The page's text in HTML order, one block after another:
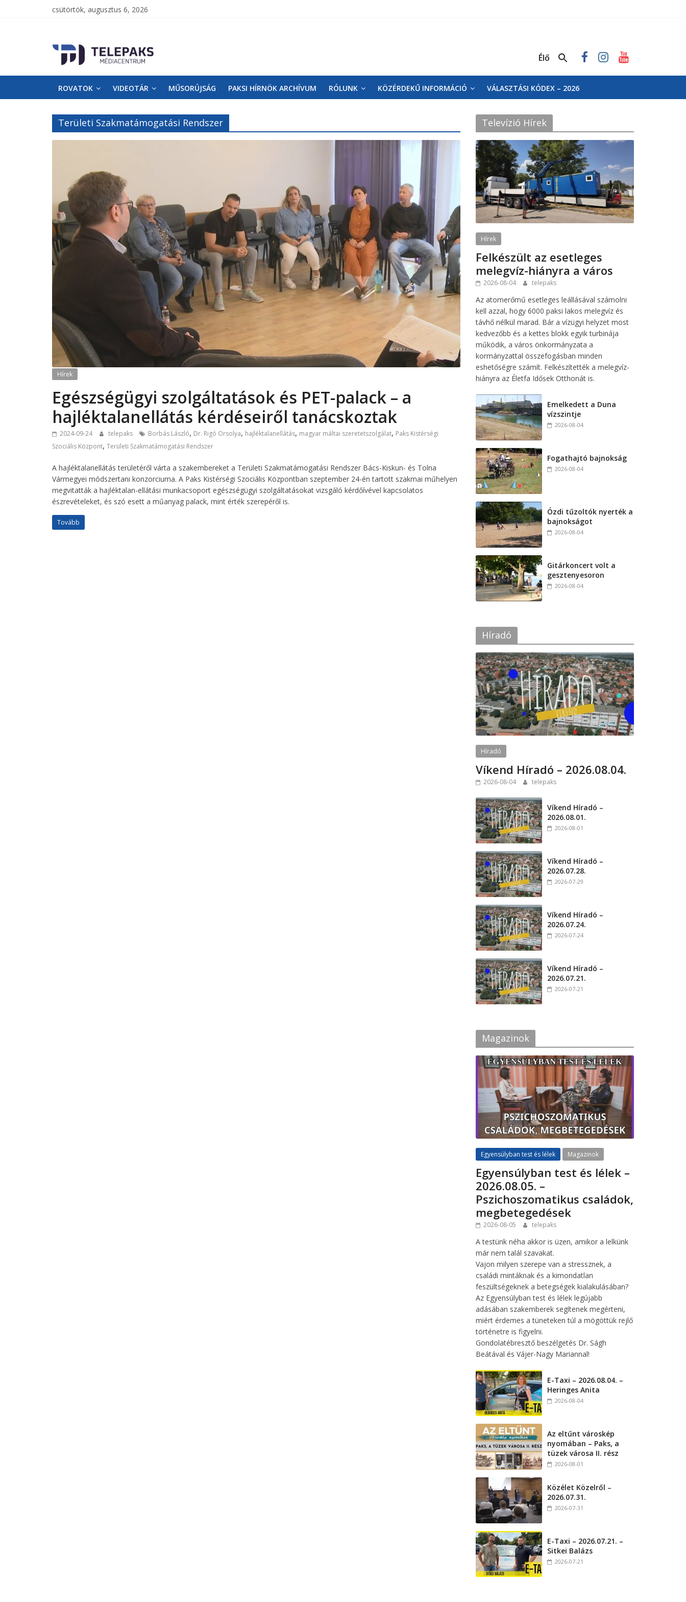
csütörtök, augusztus 6, 2026
TelePaks
Médiacentrum
TelePaks
Kistérségi
Televízió
honlapja
Élő
ROVATOK VIDEOTÁR MŰSORÚJSÁG PAKSI HÍRNÖK ARCHÍVUM RÓLUNK KÖZÉRDEKŰ INFORMÁCIÓ VÁLASZTÁSI KÓDEX – 2026
Területi Szakmatámogatási Rendszer
Hírek
Egészségügyi szolgáltatások és PET-palack – a
hajléktalanellátás kérdéseiről tanácskoztak
2024-09-24 telepaks Borbás László, Dr. Rigó Orsolya, hajléktalanellátás, magyar máltai szeretetszolgálat, Paks Kistérségi
Szociális Központ, Területi Szakmatámogatási Rendszer
A hajléktalanellátás területéről várta a szakembereket a Területi Szakmatámogatási Rendszer Bács-Kiskun- és Tolna
Vármegyei módszertani konzorciuma. A Paks Kistérségi Szociális Központban szeptember 24-én tartott szakmai műhelyen
megvitatták a hajléktalan-ellátási munkacsoport egészségügyi szolgáltatásokat vizsgáló kérdőívével kapcsolatos
észrevételeket, és szó esett a műanyag palack, mint érték szerepéről is.
Tovább
Televízió Hírek
Hírek
Felkészült az esetleges
melegvíz-hiányra a város
2026-08-04 telepaks
Az atomerőmű esetleges leállásával számolni
kell azzal, hogy 6000 paksi lakos melegvíz és
távhő nélkül marad. Bár a vízügyi helyzet most
kedvezőbb és a kettes blokk egyik turbinája
működik, a város önkormányzata a
kormányzattal összefogásban minden
eshetőségre számít. Felkészítették a melegvíz-
hiányra az Életfa Idősek Otthonát is.
Emelkedett a Duna
vízszintje
2026-08-04
Fogathajtó bajnokság
2026-08-04
Ózdi tűzoltók nyerték a
bajnokságot
2026-08-04
Gitárkoncert volt a
gesztenyesoron
2026-08-04
Híradó
Híradó
Víkend Híradó – 2026.08.04.
2026-08-04 telepaks
Víkend Híradó –
2026.08.01.
2026-08-01
Víkend Híradó –
2026.07.28.
2026-07-29
Víkend Híradó –
2026.07.24.
2026-07-24
Víkend Híradó –
2026.07.21.
2026-07-21
Magazinok
Egyensúlyban test és lélek Magazinok
Egyensúlyban test és lélek –
2026.08.05. –
Pszichoszomatikus családok,
megbetegedések
2026-08-05 telepaks
A testünk néha akkor is üzen, amikor a lelkünk
már nem talál szavakat.
Vajon milyen szerepe van a stressznek, a
családi mintáknak és a kimondatlan
feszültségeknek a betegségek kialakulásában?
Az Egyensúlyban test és lélek legújabb
adásában szakemberek segítenek megérteni,
miért érdemes a tüneteken túl a mögöttük rejlő
történetre is figyelni.
Gondolatébresztő beszélgetés Dr. Ságh
Beátával és Vájer-Nagy Mariannal!
E-Taxi – 2026.08.04. –
Heringes Anita
2026-08-04
Az eltűnt városkép
nyomában – Paks, a
tüzek városa II. rész
2026-08-01
Közélet Közelről –
2026.07.31.
2026-07-31
E-Taxi – 2026.07.21. –
Sitkei Balázs
2026-07-21